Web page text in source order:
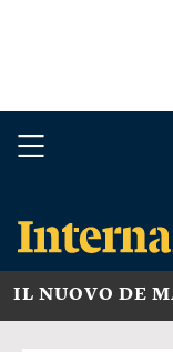
IL NUOVO DE